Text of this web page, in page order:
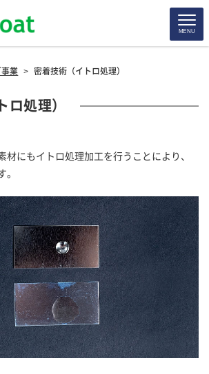
MENU
業 > 密着技術（イトロ処理）
ロ処理）
材にもイトロ処理加工を行うことにより、
。